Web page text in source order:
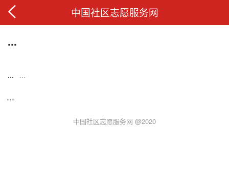
中国社区志愿服务网
...
... ...
...
中国社区志愿服务网 @2020